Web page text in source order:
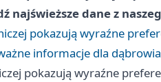
najświeższe dane z
pokazują wyraźne
informacje dla
pokazują wyraźne